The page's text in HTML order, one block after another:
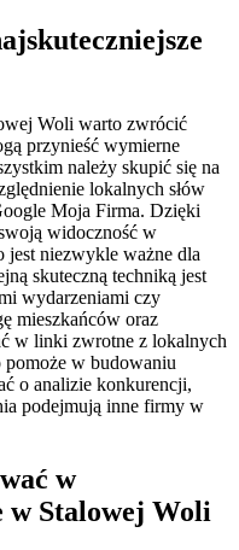
Woli warto zwrócić
przynieść wymierne
należy skupić się na
lokalnych słów
Moja Firma. Dzięki
widoczność w
niezwykle ważne dla
skuteczną techniką jest
wydarzeniami czy
mieszkańców oraz
w linki zwrotne z lokalnych
w budowaniu
o analizie konkurencji,
podejmują inne firmy w
w
w Stalowej Woli